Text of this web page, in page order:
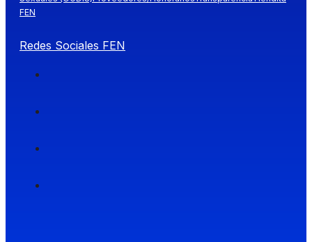
FEN
Redes Sociales FEN